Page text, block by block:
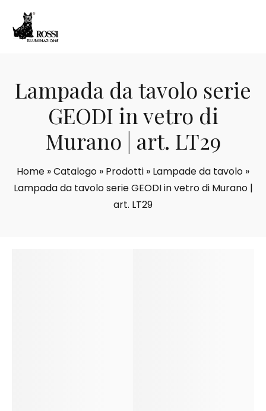
Lampada da tavolo serie
GEODI in vetro di
Murano | art. LT29
Home »Catalogo » Prodotti » Lampade da tavolo »
Lampada da tavolo serie GEODI in vetro di Murano |
art. LT29